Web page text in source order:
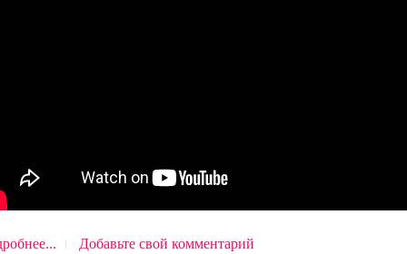
Добавьте свой комментарий